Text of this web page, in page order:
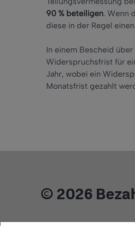
90 % beteiligen. Wenn
diese in der Regel
In einem Bescheid
Widerspruchsfrist für
Jahr, wobei ein
Monatsfrist gezahlt
© 2026